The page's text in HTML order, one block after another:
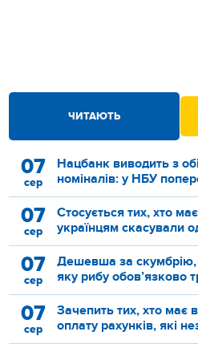
ЧИТАЮТЬ
07
сер
Нацбанк виводить з
номіналів: у НБУ
07
сер
Стосується тих, хто
українцям скасували
07
сер
Дешевша за скумбрію,
яку рибу обов’язково
07
сер
Зачепить тих, хто має
оплату рахунків, які